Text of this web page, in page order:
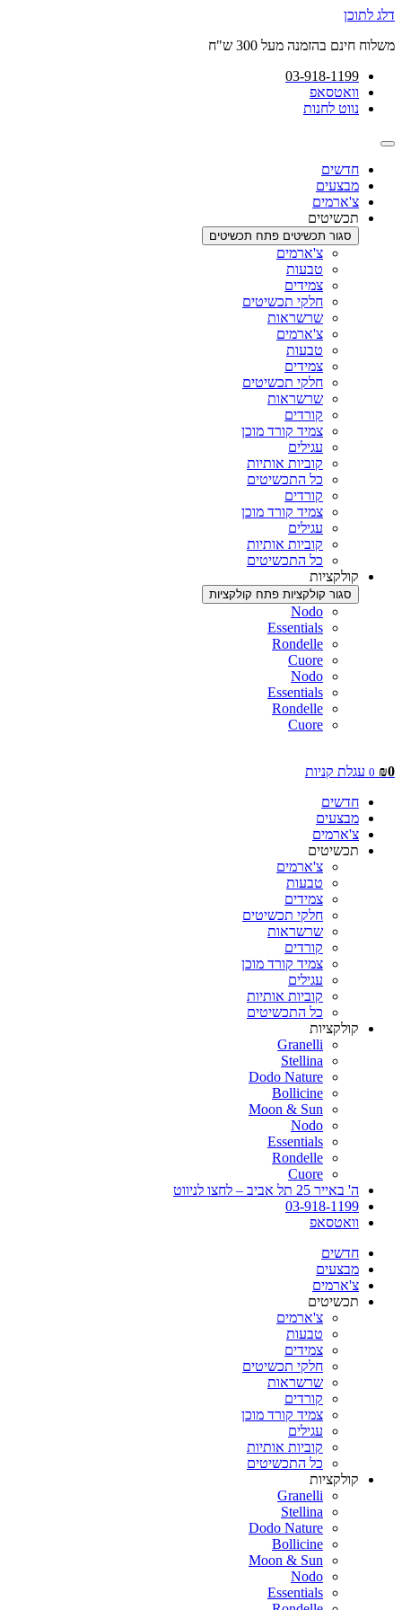
דלג לתוכן
משלוח חינם בהזמנה מעל 300 ש"ח
03-918-1199
וואטסאפ
נווט לחנות
חדשים
מבצעים
צ'ארמים
תכשיטים
סגור תכשיטים פתח תכשיטים
צ'ארמים
טבעות
צמידים
חלקי תכשיטים
שרשראות
צ'ארמים
טבעות
צמידים
חלקי תכשיטים
שרשראות
קורדים
צמיד קורד מוכן
עגילים
קוביות אותיות
כל התכשיטים
קורדים
צמיד קורד מוכן
עגילים
קוביות אותיות
כל התכשיטים
קולקציות
סגור קולקציות פתח קולקציות
Nodo
Essentials
Rondelle
Cuore
Nodo
Essentials
Rondelle
Cuore
₪0
0 עגלת קניות
חדשים
מבצעים
צ'ארמים
תכשיטים
צ'ארמים
טבעות
צמידים
חלקי תכשיטים
שרשראות
קורדים
צמיד קורד מוכן
עגילים
קוביות אותיות
כל התכשיטים
קולקציות
Granelli
Stellina
Dodo Nature
Bollicine
Moon & Sun
Nodo
Essentials
Rondelle
Cuore
ה' באייר 25 תל אביב – לחצו לניווט
03-918-1199
וואטסאפ
חדשים
מבצעים
צ'ארמים
תכשיטים
צ'ארמים
טבעות
צמידים
חלקי תכשיטים
שרשראות
קורדים
צמיד קורד מוכן
עגילים
קוביות אותיות
כל התכשיטים
קולקציות
Granelli
Stellina
Dodo Nature
Bollicine
Moon & Sun
Nodo
Essentials